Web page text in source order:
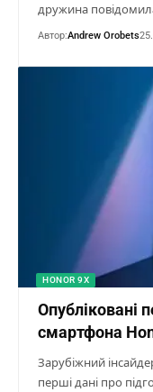
дружина
Автор:Andrew Orobets
HONOR 9X
Опубліковані
смартфона
Зарубіжний
перші дані про